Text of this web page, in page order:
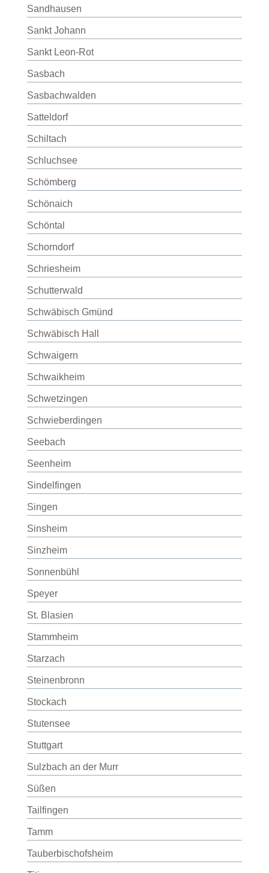
Sandhausen
Sankt Johann
Sankt Leon-Rot
Sasbach
Sasbachwalden
Satteldorf
Schiltach
Schluchsee
Schömberg
Schönaich
Schöntal
Schorndorf
Schriesheim
Schutterwald
Schwäbisch Gmünd
Schwäbisch Hall
Schwaigern
Schwaikheim
Schwetzingen
Schwieberdingen
Seebach
Seenheim
Sindelfingen
Singen
Sinsheim
Sinzheim
Sonnenbühl
Speyer
St. Blasien
Stammheim
Starzach
Steinenbronn
Stockach
Stutensee
Stuttgart
Sulzbach an der Murr
Süßen
Tailfingen
Tamm
Tauberbischofsheim